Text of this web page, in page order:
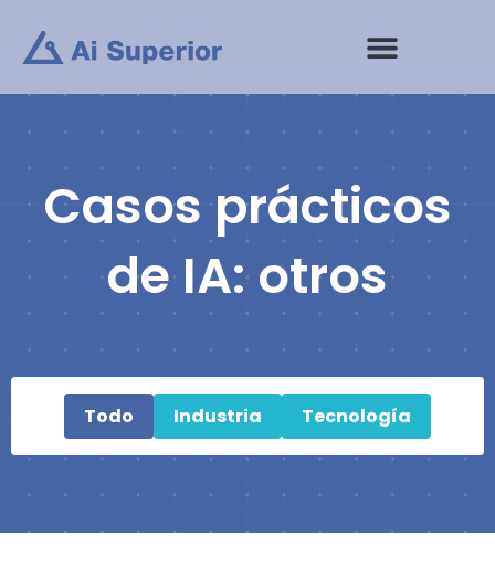
contenido
Casos prácticos
de IA: otros
Todo Industria Tecnología